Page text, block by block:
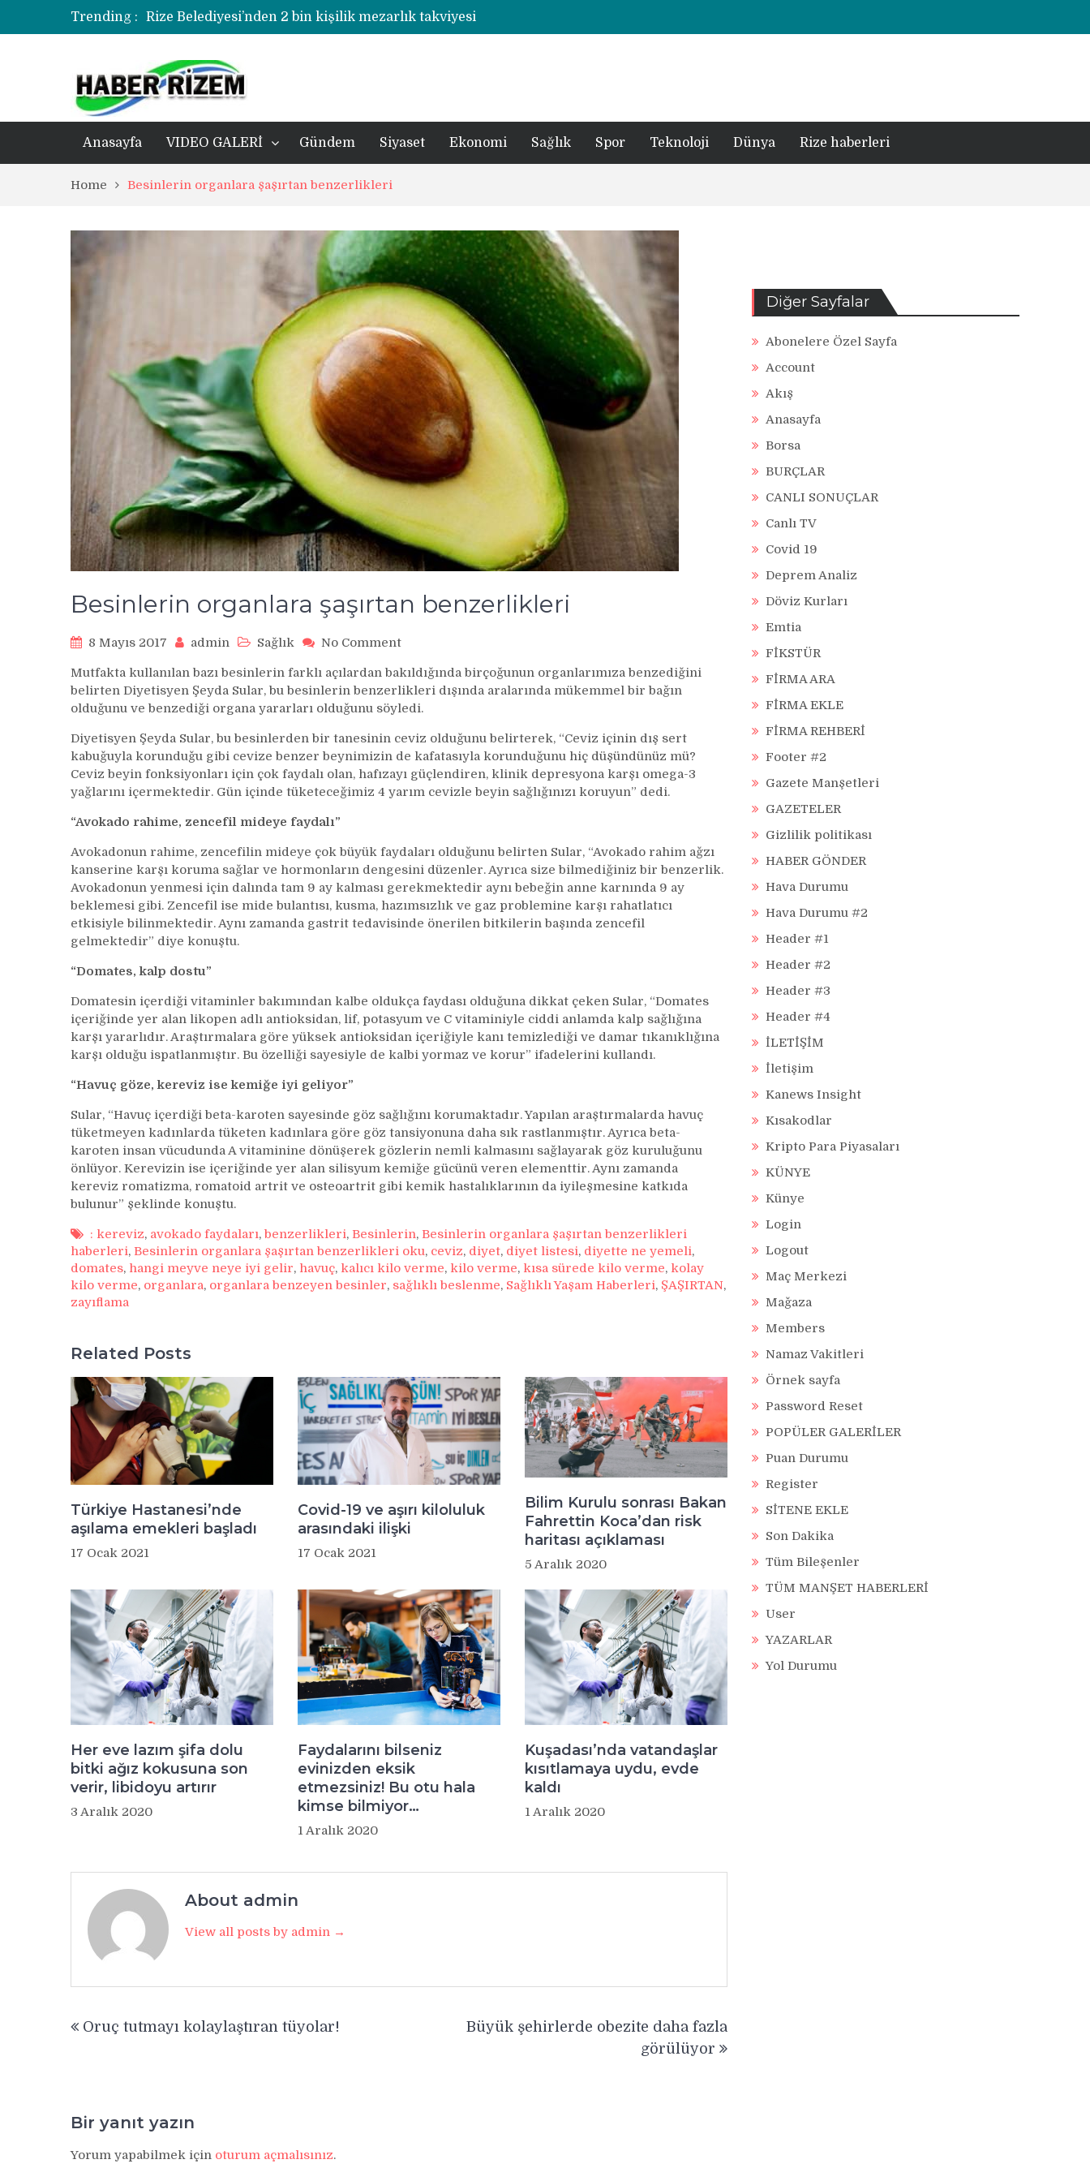
Trending :
Rize Belediyesi’nden 2 bin kişilik mezarlık takviyesi
Rize’de otizmli öğrencilerin eğitim gördüğü ahşap hobi atölyesine çarpan araç hasara neden oldu
Üzerine kale direği düşen minik futbolcu yiğit böyle uğurlandı
Rize’de uyuşturucu operasyonunda 1 şüpheli tutuklandı
Anasayfa VIDEO GALERİ Gündem Siyaset Ekonomi Sağlık Spor Teknoloji Dünya Rize haberleri
Home Besinlerin organlara şaşırtan benzerlikleri
Besinlerin organlara şaşırtan benzerlikleri
8 Mayıs 2017 admin Sağlık No Commenton
organlara
şaşırtan
benzerlikleri
Mutfakta kullanılan bazı besinlerin farklı açılardan bakıldığında birçoğunun organlarımıza benzediğini
belirten Diyetisyen Şeyda Sular, bu besinlerin benzerlikleri dışında aralarında mükemmel bir bağın
olduğunu ve benzediği organa yararları olduğunu söyledi.
Diyetisyen Şeyda Sular, bu besinlerden bir tanesinin ceviz olduğunu belirterek, “Ceviz içinin dış sert
kabuğuyla korunduğu gibi cevize benzer beynimizin de kafatasıyla korunduğunu hiç düşündünüz mü?
Ceviz beyin fonksiyonları için çok faydalı olan, hafızayı güçlendiren, klinik depresyona karşı omega-3
yağlarını içermektedir. Gün içinde tüketeceğimiz 4 yarım cevizle beyin sağlığınızı koruyun” dedi.
“Avokado rahime, zencefil mideye faydalı”
Avokadonun rahime, zencefilin mideye çok büyük faydaları olduğunu belirten Sular, “Avokado rahim ağzı
kanserine karşı koruma sağlar ve hormonların dengesini düzenler. Ayrıca size bilmediğiniz bir benzerlik.
Avokadonun yenmesi için dalında tam 9 ay kalması gerekmektedir aynı bebeğin anne karnında 9 ay
beklemesi gibi. Zencefil ise mide bulantısı, kusma, hazımsızlık ve gaz problemine karşı rahatlatıcı
etkisiyle bilinmektedir. Aynı zamanda gastrit tedavisinde önerilen bitkilerin başında zencefil
gelmektedir” diye konuştu.
“Domates, kalp dostu”
Domatesin içerdiği vitaminler bakımından kalbe oldukça faydası olduğuna dikkat çeken Sular, “Domates
içeriğinde yer alan likopen adlı antioksidan, lif, potasyum ve C vitaminiyle ciddi anlamda kalp sağlığına
karşı yararlıdır. Araştırmalara göre yüksek antioksidan içeriğiyle kanı temizlediği ve damar tıkanıklığına
karşı olduğu ispatlanmıştır. Bu özelliği sayesiyle de kalbi yormaz ve korur” ifadelerini kullandı.
“Havuç göze, kereviz ise kemiğe iyi geliyor”
Sular, “Havuç içerdiği beta-karoten sayesinde göz sağlığını korumaktadır. Yapılan araştırmalarda havuç
tüketmeyen kadınlarda tüketen kadınlara göre göz tansiyonuna daha sık rastlanmıştır. Ayrıca beta-
karoten insan vücudunda A vitaminine dönüşerek gözlerin nemli kalmasını sağlayarak göz kuruluğunu
önlüyor. Kerevizin ise içeriğinde yer alan silisyum kemiğe gücünü veren elementtir. Aynı zamanda
kereviz romatizma, romatoid artrit ve osteoartrit gibi kemik hastalıklarının da iyileşmesine katkıda
bulunur” şeklinde konuştu.
: kereviz, avokado faydaları, benzerlikleri, Besinlerin, Besinlerin organlara şaşırtan benzerlikleri
haberleri, Besinlerin organlara şaşırtan benzerlikleri oku, ceviz, diyet, diyet listesi, diyette ne yemeli,
domates, hangi meyve neye iyi gelir, havuç, kalıcı kilo verme, kilo verme, kısa sürede kilo verme, kolay
kilo verme, organlara, organlara benzeyen besinler, sağlıklı beslenme, Sağlıklı Yaşam Haberleri, ŞAŞIRTAN,
zayıflama
Related Posts
Türkiye Hastanesi’nde
aşılama emekleri başladı
17 Ocak 2021
Covid-19 ve aşırı kiloluluk
arasındaki ilişki
17 Ocak 2021
Bilim Kurulu sonrası Bakan
Fahrettin Koca’dan risk
haritası açıklaması
5 Aralık 2020
Her eve lazım şifa dolu
bitki ağız kokusuna son
verir, libidoyu artırır
3 Aralık 2020
Faydalarını bilseniz
evinizden eksik
etmezsiniz! Bu otu hala
kimse bilmiyor…
1 Aralık 2020
Kuşadası’nda vatandaşlar
kısıtlamaya uydu, evde
kaldı
1 Aralık 2020
About admin
View all posts by admin →
gezinmesi
Oruç tutmayı kolaylaştıran tüyolar!
Büyük şehirlerde obezite daha fazla
görülüyor
Bir yanıt yazın
Yorum yapabilmek için oturum açmalısınız.
Diğer Sayfalar
Abonelere Özel Sayfa
Account
Akış
Anasayfa
Borsa
BURÇLAR
CANLI SONUÇLAR
Canlı TV
Covid 19
Deprem Analiz
Döviz Kurları
Emtia
FİKSTÜR
FİRMA ARA
FİRMA EKLE
FİRMA REHBERİ
Footer #2
Gazete Manşetleri
GAZETELER
Gizlilik politikası
HABER GÖNDER
Hava Durumu
Hava Durumu #2
Header #1
Header #2
Header #3
Header #4
İLETİŞİM
İletişim
Kanews Insight
Kısakodlar
Kripto Para Piyasaları
KÜNYE
Künye
Login
Logout
Maç Merkezi
Mağaza
Members
Namaz Vakitleri
Örnek sayfa
Password Reset
POPÜLER GALERİLER
Puan Durumu
Register
SİTENE EKLE
Son Dakika
Tüm Bileşenler
TÜM MANŞET HABERLERİ
User
YAZARLAR
Yol Durumu